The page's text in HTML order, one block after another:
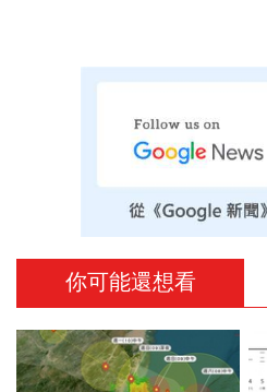
你可能還想看